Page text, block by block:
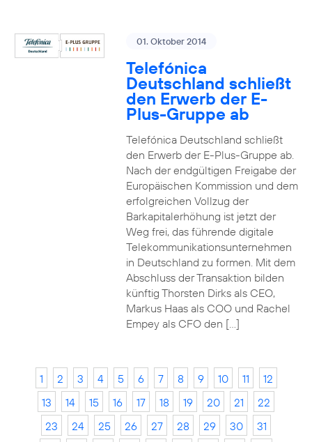
01. Oktober 2014
Telefónica
Deutschland schließt
den Erwerb der E-
Plus-Gruppe ab
Telefónica Deutschland schließt
den Erwerb der E-Plus-Gruppe ab.
Nach der endgültigen Freigabe der
Europäischen Kommission und dem
erfolgreichen Vollzug der
Barkapitalerhöhung ist jetzt der
Weg frei, das führende digitale
Telekommunikationsunternehmen
in Deutschland zu formen. Mit dem
Abschluss der Transaktion bilden
künftig Thorsten Dirks als CEO,
Markus Haas als COO und Rachel
Empey als CFO den […]
1 2 3 4 5 6 7 8 9 10 11
12
13
14 15 16 17 18 19 20 21
22
23
24 25 26 27 28 29 30
31